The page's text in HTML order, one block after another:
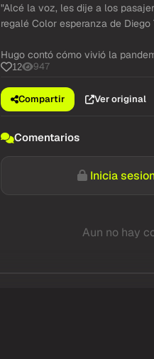
"Alcé la voz, les dije a los
regalé Color esperanza de
Hugo contó cómo vivió la
12 947
Compartir Ver original
Comentarios
Inicia
Aun no hay